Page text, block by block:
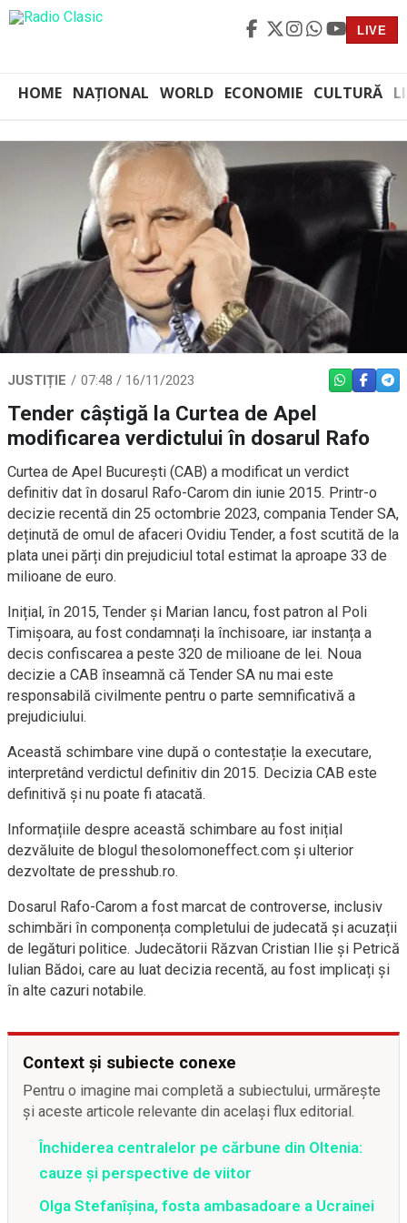
LIVE
HOME NAȚIONAL WORLD ECONOMIE CULTURĂ
JUSTIȚIE 07:48 / 16/11/2023 WHATSAPP
Tender câștigă la Curtea de Apel
modificarea verdictului în dosarul Rafo
Curtea de Apel București (CAB) a modificat un verdict
definitiv dat în dosarul Rafo-Carom din iunie 2015. Printr-o
decizie recentă din 25 octombrie 2023, compania Tender SA,
deținută de omul de afaceri Ovidiu Tender, a fost scutită de la
plata unei părți din prejudiciul total estimat la aproape 33 de
milioane de euro.
Inițial, în 2015, Tender și Marian Iancu, fost patron al Poli
Timișoara, au fost condamnați la închisoare, iar instanța a
decis confiscarea a peste 320 de milioane de lei. Noua
decizie a CAB înseamnă că Tender SA nu mai este
responsabilă civilmente pentru o parte semnificativă a
prejudiciului.
Această schimbare vine după o contestație la executare,
interpretând verdictul definitiv din 2015. Decizia CAB este
definitivă și nu poate fi atacată.
Informațiile despre această schimbare au fost inițial
dezvăluite de blogul thesolomoneffect.com și ulterior
dezvoltate de presshub.ro.
Dosarul Rafo-Carom a fost marcat de controverse, inclusiv
schimbări în componența completului de judecată și acuzații
de legături politice. Judecătorii Răzvan Cristian Ilie și Petrică
Iulian Bădoi, care au luat decizia recentă, au fost implicați și
în alte cazuri notabile.
Context și subiecte conexe
Pentru o imagine mai completă a subiectului, urmărește
și aceste articole relevante din același flux editorial.
Închiderea centralelor pe cărbune din Oltenia:
cauze și perspective de viitor
Olga Stefanîşina, fosta ambasadoare a Ucrainei